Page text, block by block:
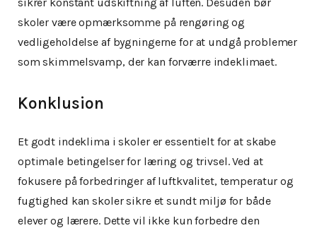
sikrer konstant udskiftning af luften. Desuden bør
skoler være opmærksomme på rengøring og
vedligeholdelse af bygningerne for at undgå problemer
som skimmelsvamp, der kan forværre indeklimaet.
Konklusion
Et godt indeklima i skoler er essentielt for at skabe
optimale betingelser for læring og trivsel. Ved at
fokusere på forbedringer af luftkvalitet, temperatur og
fugtighed kan skoler sikre et sundt miljø for både
elever og lærere. Dette vil ikke kun forbedre den